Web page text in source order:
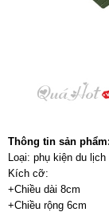
Thông tin sản phẩm:
Loại: phụ kiện du lịch
Kích cỡ:
+Chiều dài 8cm
+Chiều rộng 6cm